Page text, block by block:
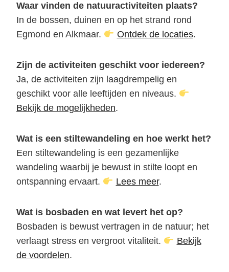
Waar vinden de natuuractiviteiten plaats?
In de bossen, duinen en op het strand rond
Egmond en Alkmaar.
Ontdek de locaties.
Zijn de activiteiten geschikt voor iedereen?
Ja, de activiteiten zijn laagdrempelig en
geschikt voor alle leeftijden en niveaus.
Bekijk de mogelijkheden.
Wat is een stiltewandeling en hoe werkt het?
Een stiltewandeling is een gezamenlijke
wandeling waarbij je bewust in stilte loopt en
ontspanning ervaart.
Lees meer.
Wat is bosbaden en wat levert het op?
Bosbaden is bewust vertragen in de natuur; het
verlaagt stress en vergroot vitaliteit.
Bekijk
de voordelen.